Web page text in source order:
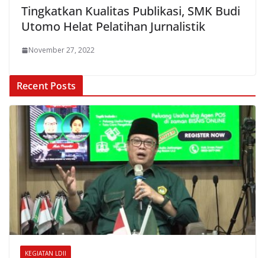
Tingkatkan Kualitas Publikasi, SMK Budi
Utomo Helat Pelatihan Jurnalistik
November 27, 2022
Recent Posts
KEGIATAN LDII